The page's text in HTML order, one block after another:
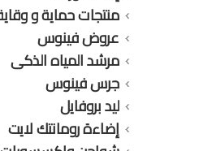
منتجات حماية و
عروض فينوس
مرشد المياه الذكى
جرس فينوس
ليد بروفايل
إضاءة رومانتك لايت